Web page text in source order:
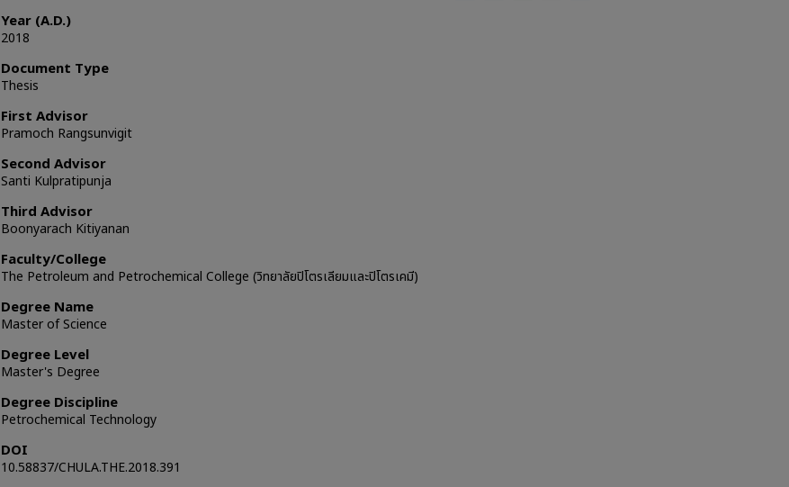
Year (A.D.)
2018
Document Type
Thesis
First Advisor
Pramoch Rangsunvigit
Second Advisor
Santi Kulpratipunja
Third Advisor
Boonyarach Kitiyanan
Faculty/College
The Petroleum and Petrochemical College (วิทยาลัยปิโตรเลียมและปิโตรเคมี)
Degree Name
Master of Science
Degree Level
Master's Degree
Degree Discipline
Petrochemical Technology
DOI
10.58837/CHULA.THE.2018.391